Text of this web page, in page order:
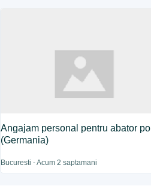
Angajam personal pentru abator
(Germania)
Bucuresti - Acum 2 saptamani